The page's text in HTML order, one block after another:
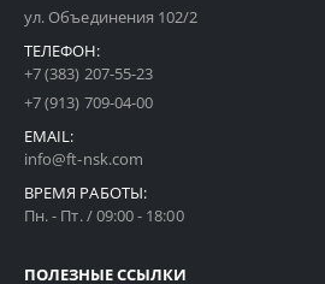
ул. Объединения 102/2
ТЕЛЕФОН:
+7 (383) 207-55-23
+7 (913) 709-04-00
EMAIL:
info@ft-nsk.com
ВРЕМЯ РАБОТЫ:
Пн. - Пт. / 09:00 - 18:00
ПОЛЕЗНЫЕ ССЫЛКИ